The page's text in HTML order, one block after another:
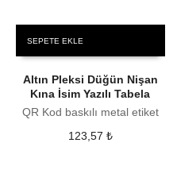
SEPETE EKLE
Altın Pleksi Düğün Nişan
Kına İsim Yazılı Tabela
QR Kod baskılı metal etiket
123,57 ₺